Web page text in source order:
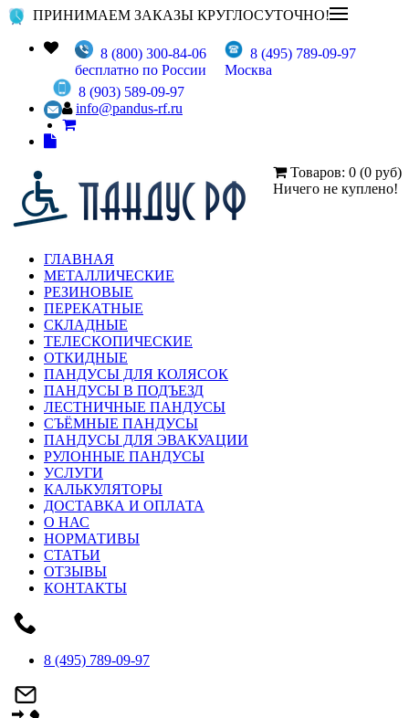
ПРИНИМАЕМ ЗАКАЗЫ КРУГЛОСУТОЧНО!
8 (800) 300-84-06
бесплатно по России
8 (495) 789-09-97
Москва
8 (903) 589-09-97
info@pandus-rf.ru
Товаров: 0 (0 руб)
Ничего не куплено!
ГЛАВНАЯ
МЕТАЛЛИЧЕСКИЕ
РЕЗИНОВЫЕ
ПЕРЕКАТНЫЕ
СКЛАДНЫЕ
ТЕЛЕСКОПИЧЕСКИЕ
ОТКИДНЫЕ
ПАНДУСЫ ДЛЯ КОЛЯСОК
ПАНДУСЫ В ПОДЪЕЗД
ЛЕСТНИЧНЫЕ ПАНДУСЫ
СЪЁМНЫЕ ПАНДУСЫ
ПАНДУСЫ ДЛЯ ЭВАКУАЦИИ
РУЛОННЫЕ ПАНДУСЫ
УСЛУГИ
КАЛЬКУЛЯТОРЫ
ДОСТАВКА И ОПЛАТА
О НАС
НОРМАТИВЫ
СТАТЬИ
ОТЗЫВЫ
КОНТАКТЫ
8 (495) 789-09-97